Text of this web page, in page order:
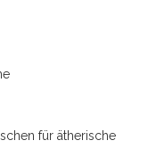
für ätherische